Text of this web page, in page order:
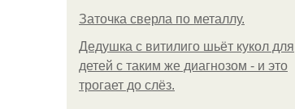
Заточка сверла по металлу.
Дедушка с витилиго шьёт кукол для
детей с таким же диагнозом - и это
трогает до слёз.